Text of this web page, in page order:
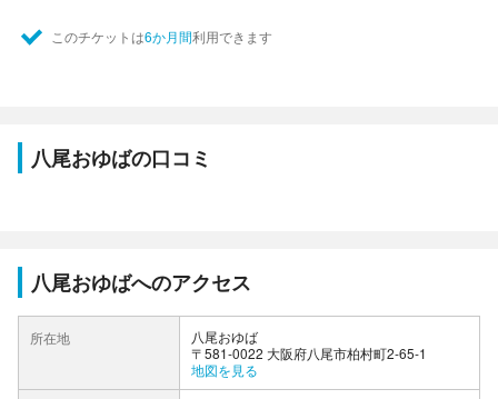
このチケットは6か月間利用できます
八尾おゆばの口コミ
八尾おゆばへのアクセス
所在地
八尾おゆば
〒581-0022 大阪府八尾市柏村町2-65-1
地図を見る